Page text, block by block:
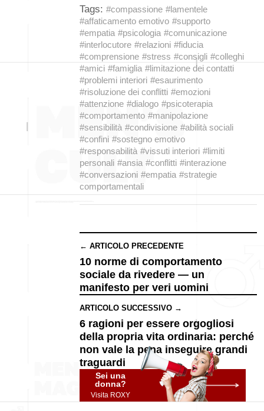
Tags: #compassione #lamentele
#affaticamento emotivo #supporto
#empatia #psicologia #comunicazione
#interlocutore #relazioni #fiducia
#comprensione #stress #consigli #colleghi
#amici #famiglia #limitazione dei contatti
#problemi interiori #esaurimento
#risoluzione dei conflitti #emozioni
#attenzione #dialogo #psicoterapia
#comportamento #manipolazione
#sensibilità #condivisione #abilità sociali
#confini #sostegno emotivo
#responsabilità #vissuti interiori #limiti
personali #ansia #conflitti #interazione
#conversazioni #empatia #strategie
comportamentali
← ARTICOLO PRECEDENTE
10 norme di comportamento
sociale da rivedere — un
manifesto per veri uomini
ARTICOLO SUCCESSIVO →
6 ragioni per essere orgogliosi
della propria vita ordinaria: perché
non vale la pena inseguire grandi
traguardi
Sei una
donna?
Visita ROXY